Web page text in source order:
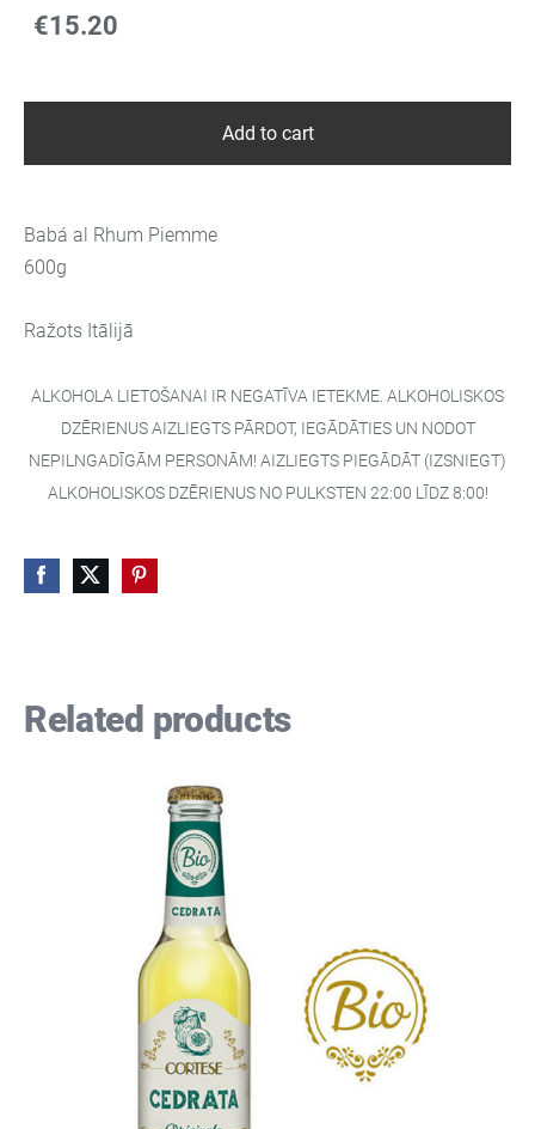
€15.20
Add to cart
Babá al Rhum Piemme
600g
Ražots Itālijā
ALKOHOLA LIETOŠANAI IR NEGATĪVA IETEKME. ALKOHOLISKOS
DZĒRIENUS AIZLIEGTS PĀRDOT, IEGĀDĀTIES UN NODOT
NEPILNGADĪGĀM PERSONĀM! AIZLIEGTS PIEGĀDĀT (IZSNIEGT)
ALKOHOLISKOS DZĒRIENUS NO PULKSTEN 22:00 LĪDZ 8:00!
Related products